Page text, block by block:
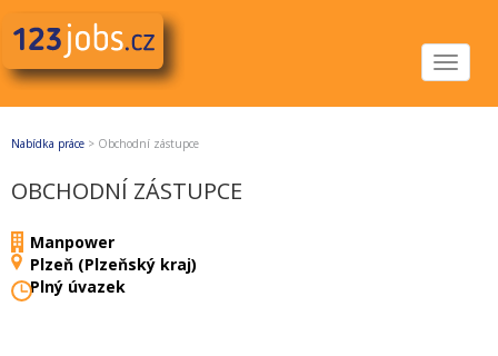
Toggle
Nabídka práce > Obchodní zástupce
OBCHODNÍ ZÁSTUPCE
Manpower
Plzeň (Plzeňský kraj)
Plný úvazek